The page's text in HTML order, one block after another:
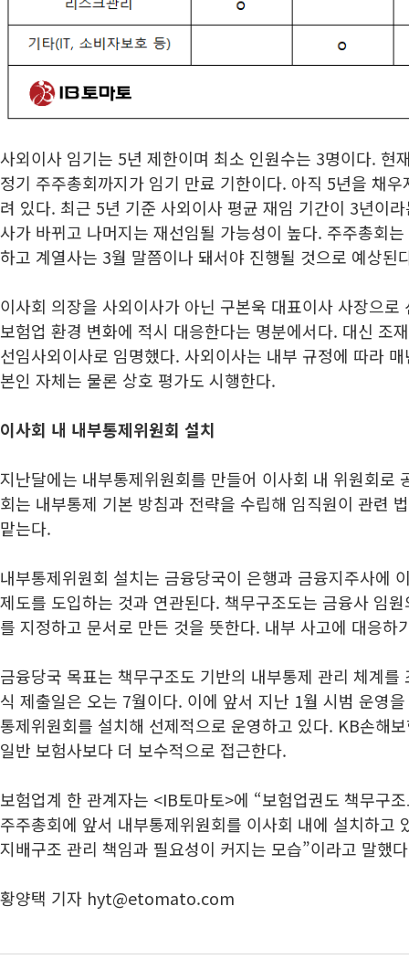
사외이사 임기는 5년 제한이며 최소 인원수는 3명이다. 현
정기 주주총회까지가 임기 만료 기한이다. 아직 5년을 채
려 있다. 최근 5년 기준 사외이사 평균 재임 기간이 3년이
사가 바뀌고 나머지는 재선임될 가능성이 높다. 주주총회는
하고 계열사는 3월 말쯤이나 돼서야 진행될 것으로 예상된
이사회 의장을 사외이사가 아닌 구본욱 대표이사 사장으
보험업 환경 변화에 적시 대응한다는 명분에서다. 대신 조
선임사외이사로 임명했다. 사외이사는 내부 규정에 따라
본인 자체는 물론 상호 평가도 시행한다.
이사회 내 내부통제위원회 설치
지난달에는 내부통제위원회를 만들어 이사회 내 위원회로
회는 내부통제 기본 방침과 전략을 수립해 임직원이 관련
맡는다.
내부통제위원회 설치는 금융당국이 은행과 금융지주사에
제도를 도입하는 것과 연관된다. 책무구조도는 금융사 임
를 지정하고 문서로 만든 것을 뜻한다. 내부 사고에 대응하
금융당국 목표는 책무구조도 기반의 내부통제 관리 체계
식 제출일은 오는 7월이다. 이에 앞서 지난 1월 시범 운영
통제위원회를 설치해 선제적으로 운영하고 있다. KB손해
일반 보험사보다 더 보수적으로 접근한다.
보험업계 한 관계자는 <IB토마토>에 “보험업권도 책무구
주주총회에 앞서 내부통제위원회를 이사회 내에 설치하고
지배구조 관리 책임과 필요성이 커지는 모습”이라고 말했
황양택 기자 hyt@etomato.com